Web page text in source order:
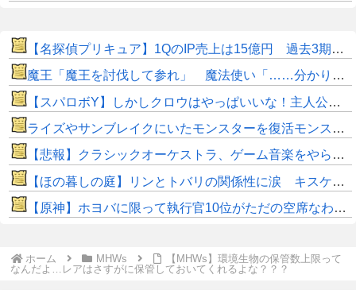
【名探偵プリキュア】1QのIP売上は15億円 過去3期との比較と通期95億円計画を解説
魔王「魔王を討伐して参れ」 魔法使い「……分かりました」
【スパロボY】しかしクロウはやっぱいいな！主人公として魅力的すぎる…！
ライズやサンブレイクにいたモンスターを復活モンスターと呼ぶのはやめよう
【悲報】クラシックオーケストラ、ゲーム音楽をやらないとガラガラになり終わる・・・
【ほの暮しの庭】リンとトバリの関係性に涙 キスケの株も急上昇
【原神】ホヨバに限って執行官10位がただの空席なわけない！
ホーム MHWs
【MHWs】環境生物の保管数上限って
なんだよ…レアはさすがに保管しておいてくれるよな？？？